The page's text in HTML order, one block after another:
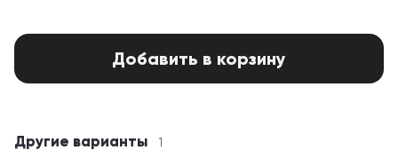
Добавить в корзину
Другие варианты 1